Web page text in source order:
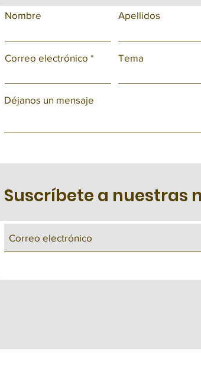
Nombre Apellidos
Correo electrónico Tema
Déjanos un mensaje
Suscríbete a nuestras